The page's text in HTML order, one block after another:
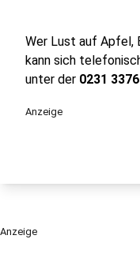
Wer Lust auf Apfel,
kann sich
unter der 0231
Anzeige
Anzeige